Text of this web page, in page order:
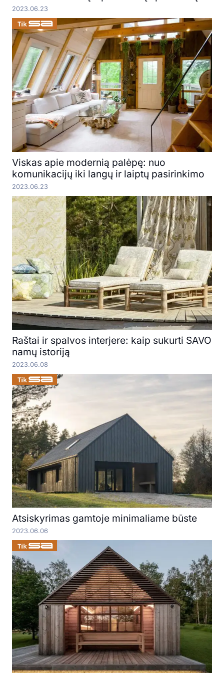
2023.06.23
Viskas apie modernią palėpę: nuo
komunikacijų iki langų ir laiptų pasirinkimo
2023.06.23
Raštai ir spalvos interjere: kaip sukurti SAVO
namų istoriją
2023.06.08
Atsiskyrimas gamtoje minimaliame būste
2023.06.06